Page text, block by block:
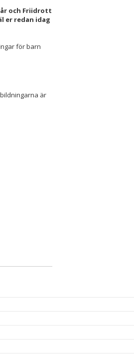
och Friidrott
er redan idag
för barn
är